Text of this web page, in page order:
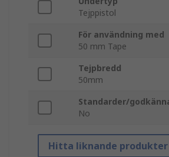
Tejppistol
För användning med
50 mm Tape
Tejpbredd
50mm
Standarder/
No
Hitta liknande produkter